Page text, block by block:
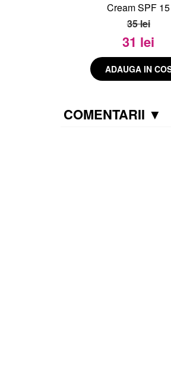
Cream SPF 15
35 lei
31 lei
COMENTARII ▼